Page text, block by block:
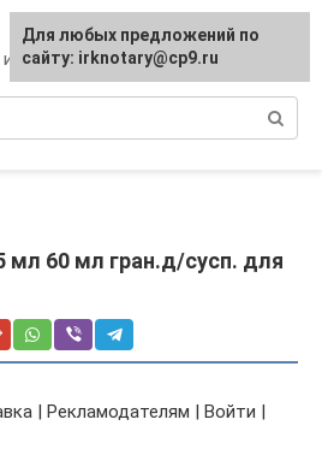
аналоги
мл 60 мл гран.д/сусп. для
| Рекламодателям | Войти |
Для любых предложений по
сайту: irknotary@cp9.ru